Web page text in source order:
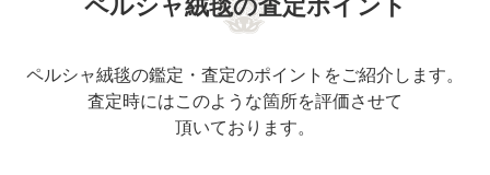
ペルシャ絨毯の査定ポイント
ペルシャ絨毯の鑑定・査定のポイントをご紹介します。
査定時にはこのような箇所を評価させて
頂いております。